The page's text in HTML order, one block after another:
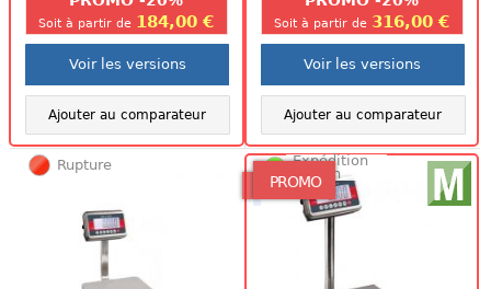
Soit à partir de 184,00 €
Voir les versions
Ajouter au comparateur
Soit à partir de 316,00 €
Voir les versions
Ajouter au comparateur
Rupture
PROMO
Expédition
48/72h